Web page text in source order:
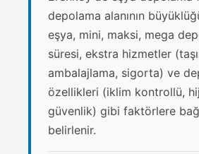
depolama alanının
eşya, mini, maksi, mega
süresi, ekstra hizmetler
ambalajlama, sigorta) ve
özellikleri (iklim kontrollü,
güvenlik) gibi faktörlere
belirlenir.